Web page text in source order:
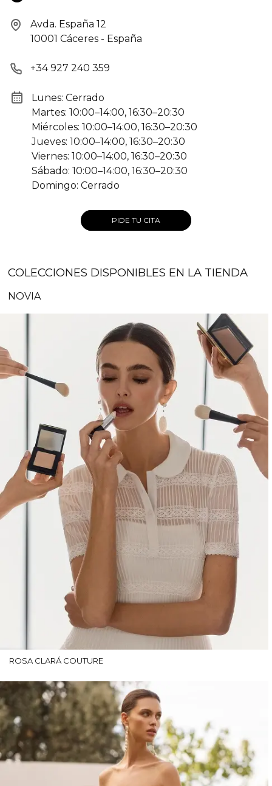
Avda. España 12
10001 Cáceres - España
+34 927 240 359
Lunes: Cerrado
Martes: 10:00–14:00, 16:30–20:30
Miércoles: 10:00–14:00, 16:30–20:30
Jueves: 10:00–14:00, 16:30–20:30
Viernes: 10:00–14:00, 16:30–20:30
Sábado: 10:00–14:00, 16:30–20:30
Domingo: Cerrado
PIDE TU CITA
COLECCIONES DISPONIBLES EN LA TIENDA
NOVIA
ROSA CLARÁ COUTURE